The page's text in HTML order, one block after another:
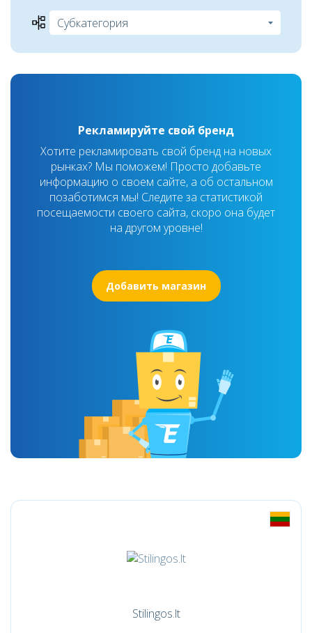
Рекламируйте свой бренд
Хотите рекламировать свой бренд на новых
рынках? Мы поможем! Просто добавьте
информацию о своем сайте, а об остальном
позаботимся мы! Следите за статистикой
посещаемости своего сайта, скоро она будет
на другом уровне!
Добавить магазин
Stilingos.lt